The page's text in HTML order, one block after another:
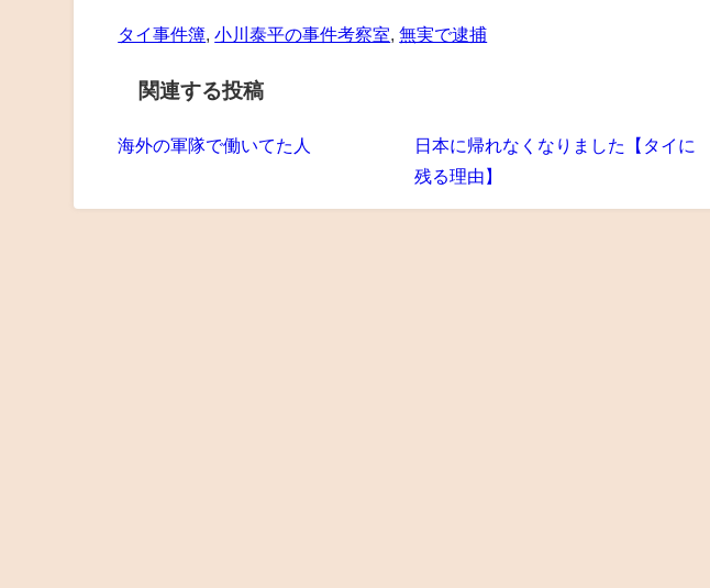
タイ事件簿 ,小川泰平の事件考察室 ,無実で逮捕
関連する投稿
海外の軍隊で働いてた人
日本に帰れなくなりました【タイに
残る理由】